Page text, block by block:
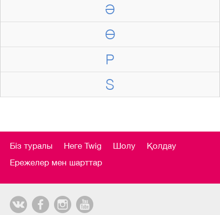
Ә
Ө
P
S
Біз туралы Неге Twig Шолу
Қолдау
Ережелер мен шарттар